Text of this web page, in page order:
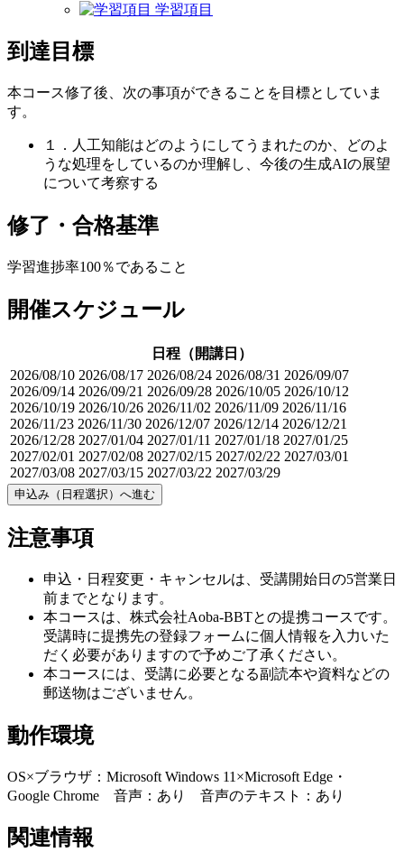
学習項目
到達目標
本コース修了後、次の事項ができることを目標としていま
す。
１．人工知能はどのようにしてうまれたのか、どのよ
うな処理をしているのか理解し、今後の生成AIの展望
について考察する
修了・合格基準
学習進捗率100％であること
開催スケジュール
日程（開講日）
2026/08/10 2026/08/17 2026/08/24 2026/08/31 2026/09/07
2026/09/14 2026/09/21 2026/09/28 2026/10/05 2026/10/12
2026/10/19 2026/10/26 2026/11/02 2026/11/09 2026/11/16
2026/11/23 2026/11/30 2026/12/07 2026/12/14 2026/12/21
2026/12/28 2027/01/04 2027/01/11 2027/01/18 2027/01/25
2027/02/01 2027/02/08 2027/02/15 2027/02/22 2027/03/01
2027/03/08 2027/03/15 2027/03/22 2027/03/29
申込み（日程選択）へ進む
注意事項
申込・日程変更・キャンセルは、受講開始日の5営業日
前までとなります。
本コースは、株式会社Aoba-BBTとの提携コースです。
受講時に提携先の登録フォームに個人情報を入力いた
だく必要がありますので予めご了承ください。
本コースには、受講に必要となる副読本や資料などの
郵送物はございません。
動作環境
OS×ブラウザ：Microsoft Windows 11×Microsoft Edge・
Google Chrome 音声：あり 音声のテキスト：あり
関連情報